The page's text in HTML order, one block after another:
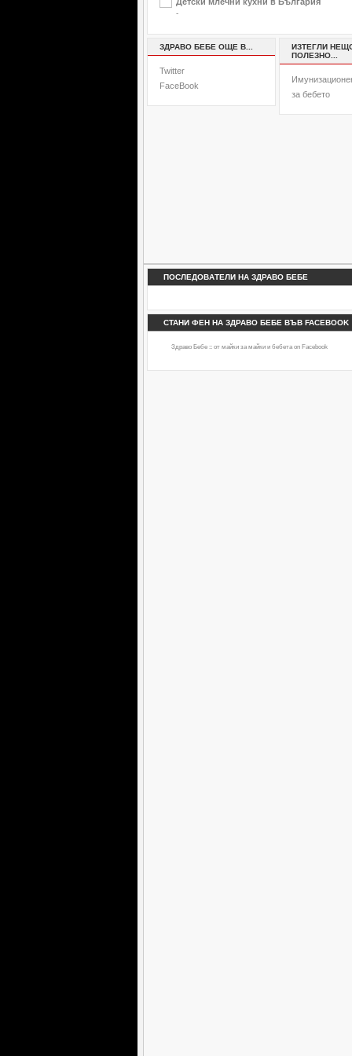
-
ЗДРАВО БЕБЕ ОЩЕ В...
Twitter
FaceBook
ИЗТЕГЛИ
ПОЛЕЗНО...
за бебето
ПОСЛЕДОВАТЕЛИ НА ЗДРАВО БЕБЕ
СТАНИ ФЕН НА ЗДРАВО БЕБЕ ВЪВ FACEBOOK
Здраво Бебе :: от майки за майки и бебетаon Facebook